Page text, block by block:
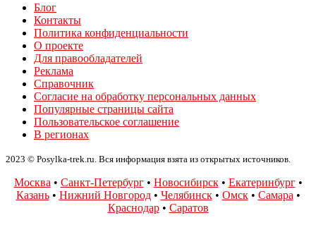
Блог
Контакты
Политика конфиденциальности
О проекте
Для правообладателей
Реклама
Справочник
Согласие на обработку персональных данных
Популярные страницы сайта
Пользовательское соглашение
В регионах
2023 © Posylka-trek.ru. Вся информация взята из открытых источников.
Москва • Санкт-Петербург• Новосибирск• Екатеринбург•
Казань• Нижний Новгород• Челябинск• Омск• Самара •
Краснодар• Саратов